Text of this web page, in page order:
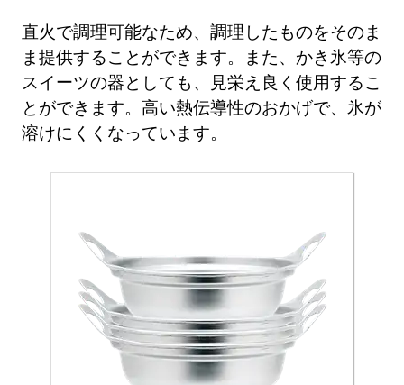
直火で調理可能なため、調理したものをそのま
ま提供することができます。また、かき氷等の
スイーツの器としても、見栄え良く使用するこ
とができます。高い熱伝導性のおかげで、氷が
溶けにくくなっています。